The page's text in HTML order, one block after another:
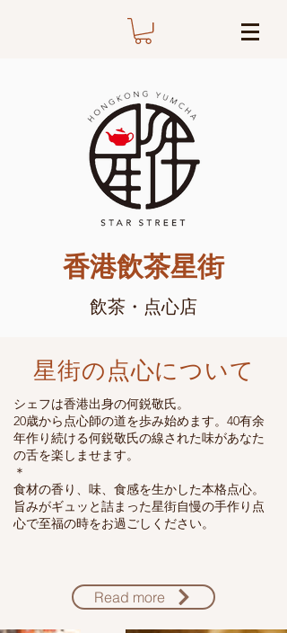
​香港飲茶星街
​飲茶・点心店
星街の点心について
シェフは香港出身の何鋭敬氏。
20歳から点心師の道を歩み始めます。40有余
年作り続ける何鋭敬氏の線された味があなた
の舌を楽しませます。
​＊
食材の香り、味、食感を生かした本格点心。
​旨みがギュッと詰まった星街自慢の手作り点
心で至福の時をお過ごしください。
Read more